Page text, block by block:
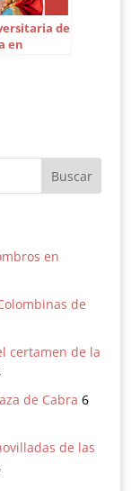
de
en
en
de
certamen de la
de Cabra 6
de las